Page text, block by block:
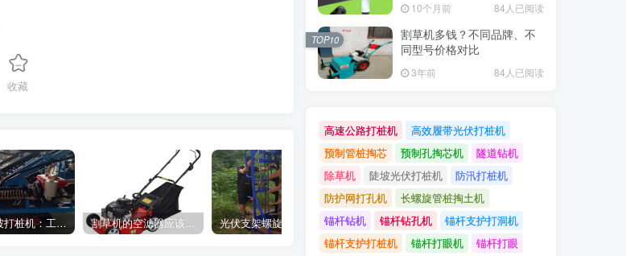
收藏
履带护坡打桩机：工地施工利器 割草机的空滤器应该怎么清洁 光伏立柱打桩机的选择与施工流程介绍
10个月前 84人已阅读
割草机多钱？不同品牌、不
同型号价格对比
3年前 84人已阅读
TOP10
高速公路打桩机
高效履带光伏打桩机
预制管桩掏芯
预制孔掏芯机
隧道钻机
除草机
陡坡光伏打桩机
防汛打桩机
防护网打孔机
长螺旋管桩掏土机
锚杆钻机
锚杆钻孔机
锚杆支护打洞机
锚杆支护打桩机
锚杆打眼机
锚杆打眼